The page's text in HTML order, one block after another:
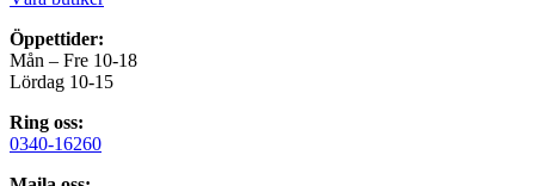
Öppettider:
Mån – Fre 10-18
Lördag 10-15
Ring oss:
0340-16260